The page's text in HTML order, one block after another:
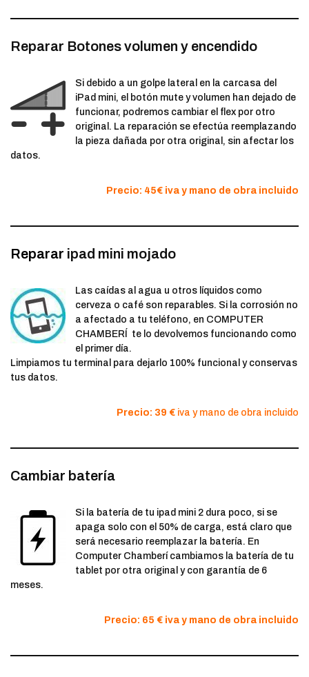
Reparar Botones volumen y encendido
Si debido a un golpe lateral en la carcasa del
iPad mini, el botón mute y volumen han dejado de
funcionar, podremos cambiar el flex por otro
original. La reparación se efectúa reemplazando
la pieza dañada por otra original, sin afectar los
datos.
Precio: 45€ iva y mano de obra incluido
Reparar ipad mini mojado
Las caídas al agua u otros líquidos como
cerveza o café son reparables. Si la corrosión no
a afectado a tu teléfono, en COMPUTER
CHAMBERÍ te lo devolvemos funcionando como
el primer día.
Limpiamos tu terminal para dejarlo 100% funcional y conservas
tus datos.
Precio: 39 € iva y mano de obra incluido
Cambiar batería
Si la batería de tu ipad mini 2 dura poco, si se
apaga solo con el 50% de carga, está claro que
será necesario reemplazar la batería. En
Computer Chamberí cambiamos la batería de tu
tablet por otra original y con garantía de 6
meses.
Precio: 65 € iva y mano de obra incluido